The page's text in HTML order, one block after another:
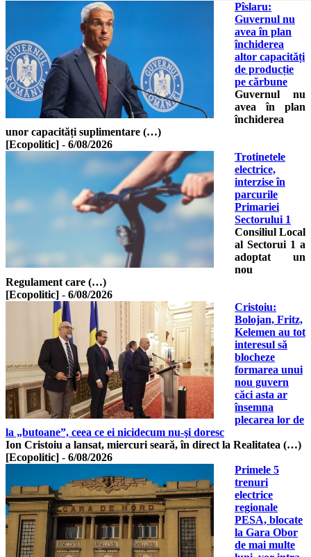
Pîslaru:
Guvernul nu
avea în plan
închiderea
altor capacități
de producție
pe cărbune
Guvernul nu
avea în plan
închiderea
unor capacități suplimentare (…)
[Ecopolitic] - 6/08/2026
Trotinetele
electrice,
interzise în
parcurile
Primariei
Sectorului 1
Consiliul Local
al Sectorui 1 a
adoptat un
nou
Regulament care (…)
[Ecopolitic] - 6/08/2026
Cristoiu:
Bolojan, Fritz,
Kelemen au tot
interesul să
blocheze
formarea unui
nou guvern
căci asta ar
însemna
plecarea lor de
la „butoane”, ceea ce ei nicidecum nu-şi doresc
Ion Cristoiu a lansat, miercuri seară, în direct la Realitatea (…)
[Ecopolitic] - 6/08/2026
Primele 5
trenuri
electrice
regionale
PESA, blocate
la Gara Obor
de mai multe